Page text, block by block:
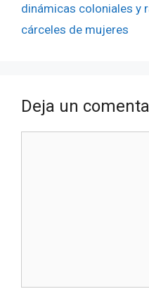
dinámicas coloniales y
cárceles de mujeres
Deja un